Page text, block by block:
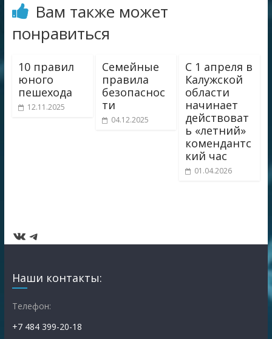
Вам также может
понравиться
10 правил
юного
пешехода
12.11.2025
Семейные
правила
безопаснос
ти
04.12.2025
С 1 апреля в
Калужской
области
начинает
действоват
ь «летний»
комендантс
кий час
01.04.2026
ВКонтакте
Telegram
Наши контакты:
Телефон:
+7 484 399-20-18